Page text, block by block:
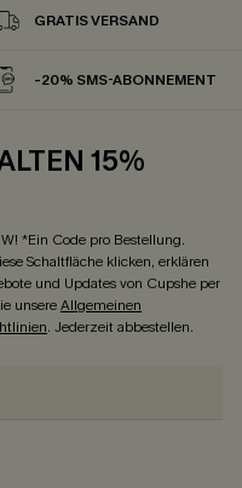
GRATIS VERSAND
-20% SMS-ABONNEMENT
15%
*Ein Code pro Bestellung.
Schaltfläche klicken, erklären
und Updates von Cupshe per
unsereAllgemeinen
. Jederzeit abbestellen.